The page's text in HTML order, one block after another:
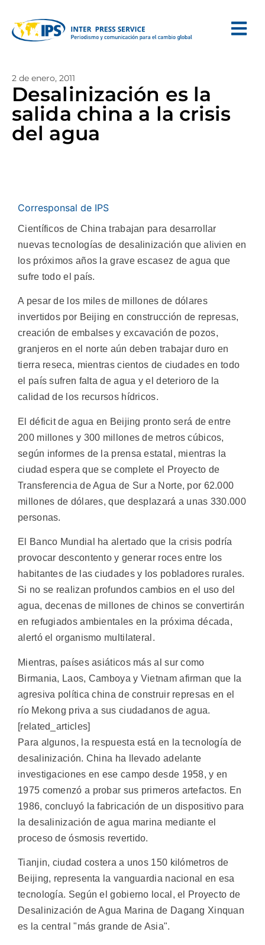
2 de enero, 2011
Desalinización es la
salida china a la crisis
del agua
Corresponsal de IPS
Científicos de China trabajan para desarrollar
nuevas tecnologías de desalinización que alivien en
los próximos años la grave escasez de agua que
sufre todo el país.
A pesar de los miles de millones de dólares
invertidos por Beijing en construcción de represas,
creación de embalses y excavación de pozos,
granjeros en el norte aún deben trabajar duro en
tierra reseca, mientras cientos de ciudades en todo
el país sufren falta de agua y el deterioro de la
calidad de los recursos hídricos.
El déficit de agua en Beijing pronto será de entre
200 millones y 300 millones de metros cúbicos,
según informes de la prensa estatal, mientras la
ciudad espera que se complete el Proyecto de
Transferencia de Agua de Sur a Norte, por 62.000
millones de dólares, que desplazará a unas 330.000
personas.
El Banco Mundial ha alertado que la crisis podría
provocar descontento y generar roces entre los
habitantes de las ciudades y los pobladores rurales.
Si no se realizan profundos cambios en el uso del
agua, decenas de millones de chinos se convertirán
en refugiados ambientales en la próxima década,
alertó el organismo multilateral.
Mientras, países asiáticos más al sur como
Birmania, Laos, Camboya y Vietnam afirman que la
agresiva política china de construir represas en el
río Mekong priva a sus ciudadanos de agua.
[related_articles]
Para algunos, la respuesta está en la tecnología de
desalinización. China ha llevado adelante
investigaciones en ese campo desde 1958, y en
1975 comenzó a probar sus primeros artefactos. En
1986, concluyó la fabricación de un dispositivo para
la desalinización de agua marina mediante el
proceso de ósmosis revertido.
Tianjin, ciudad costera a unos 150 kilómetros de
Beijing, representa la vanguardia nacional en esa
tecnología. Según el gobierno local, el Proyecto de
Desalinización de Agua Marina de Dagang Xinquan
es la central "más grande de Asia".